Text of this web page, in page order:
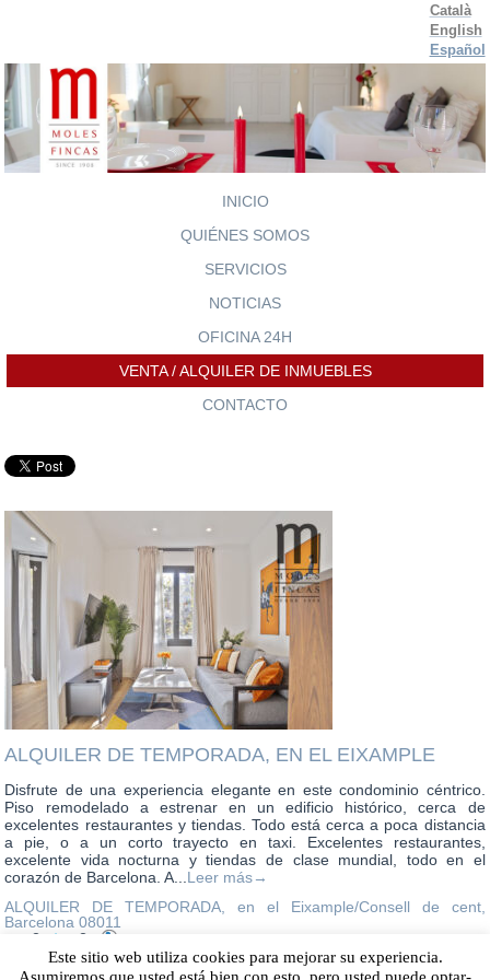
Català
English
Español
INICIO
QUIÉNES SOMOS
SERVICIOS
NOTICIAS
OFICINA 24H
VENTA / ALQUILER DE INMUEBLES
CONTACTO
ALQUILER DE TEMPORADA, EN EL EIXAMPLE
Disfrute de una experiencia elegante en este condominio céntrico.
Piso remodelado a estrenar en un edificio histórico, cerca de
excelentes restaurantes y tiendas. Todo está cerca a poca distancia
a pie, o a un corto trayecto en taxi. Excelentes restaurantes,
excelente vida nocturna y tiendas de clase mundial, todo en el
corazón de Barcelona. A... Leer más→
ALQUILER DE TEMPORADA, en el Eixample/Consell de cent,
Barcelona 08011
2
2
2400€Este sitio web utiliza cookies para mejorar su experiencia.